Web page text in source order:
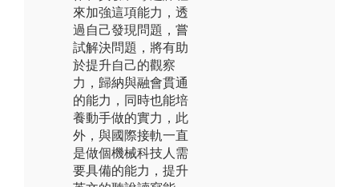
來加強這項能力，透
過自己發現問題，嘗
試解決問題，將有助
於提升自己的觀察
力，歸納與融會貫通
的能力，同時也能培
養動手做的實力，此
外，與國際接軌一直
是做個機械科技人需
要具備的能力，提升